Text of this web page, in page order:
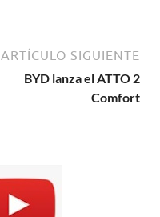
ARTÍCULO SIGUIENTE
BYD lanza el ATTO 2
Comfort